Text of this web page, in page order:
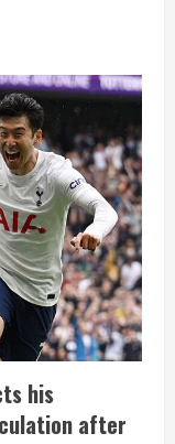
his
after